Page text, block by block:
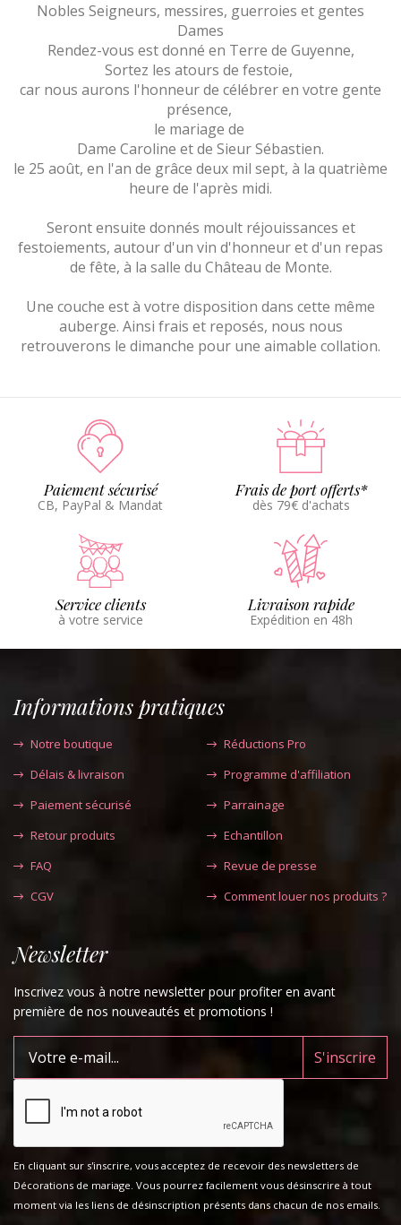
Nobles Seigneurs, messires, guerroies et gentes
Dames
Rendez-vous est donné en Terre de Guyenne,
Sortez les atours de festoie,
car nous aurons l'honneur de célébrer en votre gente
présence,
le mariage de
Dame Caroline et de Sieur Sébastien.
le 25 août, en l'an de grâce deux mil sept, à la quatrième
heure de l'après midi.
Seront ensuite donnés moult réjouissances et
festoiements, autour d'un vin d'honneur et d'un repas
de fête, à la salle du Château de Monte.
Une couche est à votre disposition dans cette même
auberge. Ainsi frais et reposés, nous nous
retrouverons le dimanche pour une aimable collation.
Paiement sécurisé
CB, PayPal & Mandat
Frais de port offerts*
dès 79€ d'achats
Service clients
à votre service
Livraison rapide
Expédition en 48h
Informations pratiques
Notre boutique
Délais & livraison
Paiement sécurisé
Retour produits
FAQ
CGV
Réductions Pro
Programme d'affiliation
Parrainage
Echantillon
Revue de presse
Comment louer nos produits ?
Newsletter
Inscrivez vous à notre newsletter pour profiter en avant
première de nos nouveautés et promotions !
En cliquant sur s'inscrire, vous acceptez de recevoir des newsletters de
Décorations de mariage. Vous pourrez facilement vous désinscrire à tout
moment via les liens de désinscription présents dans chacun de nos emails.